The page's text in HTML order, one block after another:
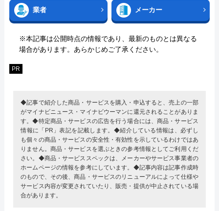
業者 メーカー
※本記事は公開時点の情報であり、最新のものとは異なる
場合があります。あらかじめご了承ください。
PR
◆記事で紹介した商品・サービスを購入・申込すると、売上の一部
がマイナビニュース・マイナビウーマンに還元されることがありま
す。◆特定商品・サービスの広告を行う場合には、商品・サービス
情報に「PR」表記を記載します。◆紹介している情報は、必ずし
も個々の商品・サービスの安全性・有効性を示しているわけではあ
りません。商品・サービスを選ぶときの参考情報としてご利用くだ
さい。◆商品・サービススペックは、メーカーやサービス事業者の
ホームページの情報を参考にしています。◆記事内容は記事作成時
のもので、その後、商品・サービスのリニューアルによって仕様や
サービス内容が変更されていたり、販売・提供が中止されている場
合があります。